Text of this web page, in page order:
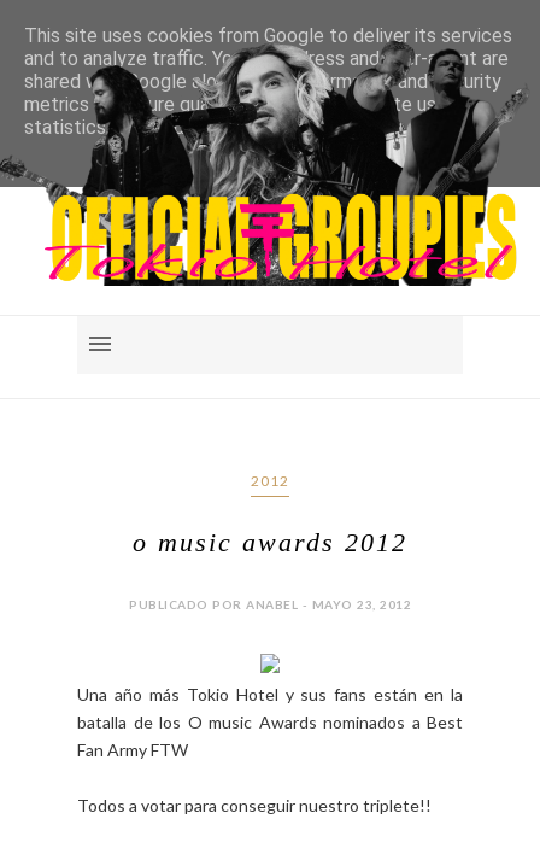
2012
o music awards 2012
PUBLICADO POR ANABEL - MAYO 23, 2012
Una año más Tokio Hotel y sus fans están en la
batalla de los O music Awards nominados a Best
Fan Army FTW
Todos a votar para conseguir nuestro triplete!!
This site uses cookies from Google to deliver its services
and to analyze traffic. Your IP address and user-agent are
shared with Google along with performance and security
metrics to ensure quality of service, generate usage
statistics, and to detect and address abuse.
LEARN MORE GOT IT